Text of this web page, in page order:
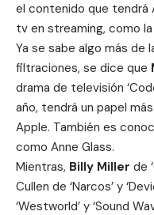
el contenido que tendrá
tv en streaming, como la
Ya se sabe algo más de
filtraciones, se dice que
drama de televisión
año, tendrá un papel más
Apple. También es
como Anne Glass.
Mientras, Billy Miller de
Cullen de ‘Narcos’ y
‘Westworld’ y ‘Sound